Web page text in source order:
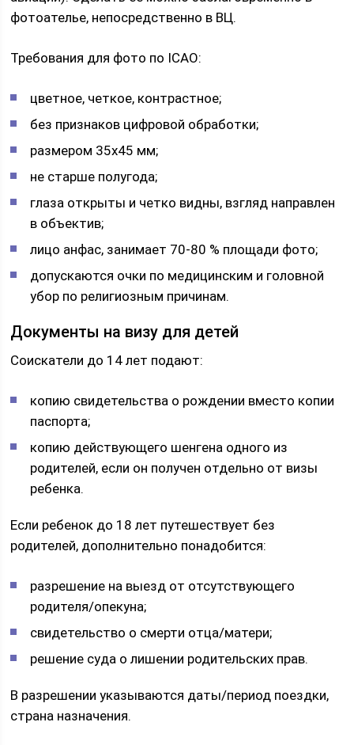
фотоателье, непосредственно в ВЦ.
Требования для фото по ICAO:
цветное, четкое, контрастное;
без признаков цифровой обработки;
размером 35х45 мм;
не старше полугода;
глаза открыты и четко видны, взгляд направлен
в объектив;
лицо анфас, занимает 70-80 % площади фото;
допускаются очки по медицинским и головной
убор по религиозным причинам.
Документы на визу для детей
Соискатели до 14 лет подают:
копию свидетельства о рождении вместо копии
паспорта;
копию действующего шенгена одного из
родителей, если он получен отдельно от визы
ребенка.
Если ребенок до 18 лет путешествует без
родителей, дополнительно понадобится:
разрешение на выезд от отсутствующего
родителя/опекуна;
свидетельство о смерти отца/матери;
решение суда о лишении родительских прав.
В разрешении указываются даты/период поездки,
страна назначения.